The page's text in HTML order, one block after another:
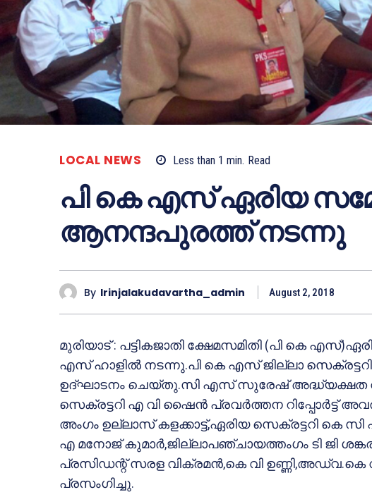
LOCAL NEWS Less than 1 min. Read
പി കെ എസ് ഏരിയ
ആനന്ദപുരത്ത് നടന്നു
By Irinjalakudavartha_admin August 2, 2018
മുരിയാട് : പട്ടികജാതി ക്ഷേമസമിതി (പി കെ
എസ് ഹാളില്‍ നടന്നു.പി കെ എസ് ജില്ലാ സെക്രട്ടറി
ഉദ്ഘാടനം ചെയ്തു.സി എസ് സുരേഷ് അദ്ധ്യക്ഷത
സെക്രട്ടറി എ വി ഷൈന്‍ പ്രവര്‍ത്തന റിപ്പോര്‍ട്ട്
അംഗം ഉല്ലാസ് കളക്കാട്ട്,ഏരിയ സെക്രട്ടറി കെ
എ മനോജ് കുമാര്‍,ജില്ലാപഞ്ചായത്തംഗം ടി ജി
പ്രസിഡന്റ് സരള വിക്രമന്‍,കെ വി
പ്രസംഗിച്ചു.